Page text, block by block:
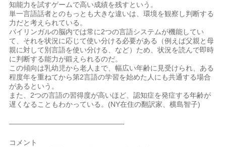
知能力を試すゲームで高い成績を残すという。
単一言語話者とのもっとも大きな違いは、環境を観察し判断する
力だと考えられている。
バイリンガルの脳内では常に2つの言語システムが機能してい
て、それを状況に応じて使い分ける必要がある（例えば父親と母
親に対して別言語を使い分ける、など）ため、状況を読んで即時
に判断する能力が鍛えられるのだ。
この傾向は乳幼児から老人まで、幅広い年齢に見受けられ、ある
程度年を重ねてから第2言語の学習を始めた人にも共通する場合
があるという。
また、2つの言語の習得度が高いほど、認知症を発症する年齢が
遅くなることもわかっている。(NY在住の翻訳家、横島智子)
————————————————-
コメント